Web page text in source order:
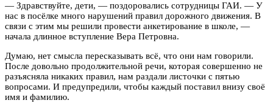
— Здравствуйте, дети, — поздоровались сотрудницы ГАИ. — У
нас в посёлке много нарушений правил дорожного движения. В
связи с этим мы решили провести анкетирование в школе, —
начала длинное вступление Вера Петровна.
Думаю, нет смысла пересказывать всё, что они нам говорили.
После довольно продолжительной речи, которая совершенно не
разъясняла никаких правил, нам раздали листочки с пятью
вопросами. И предупредили, чтобы каждый поставил внизу своё
имя и фамилию.